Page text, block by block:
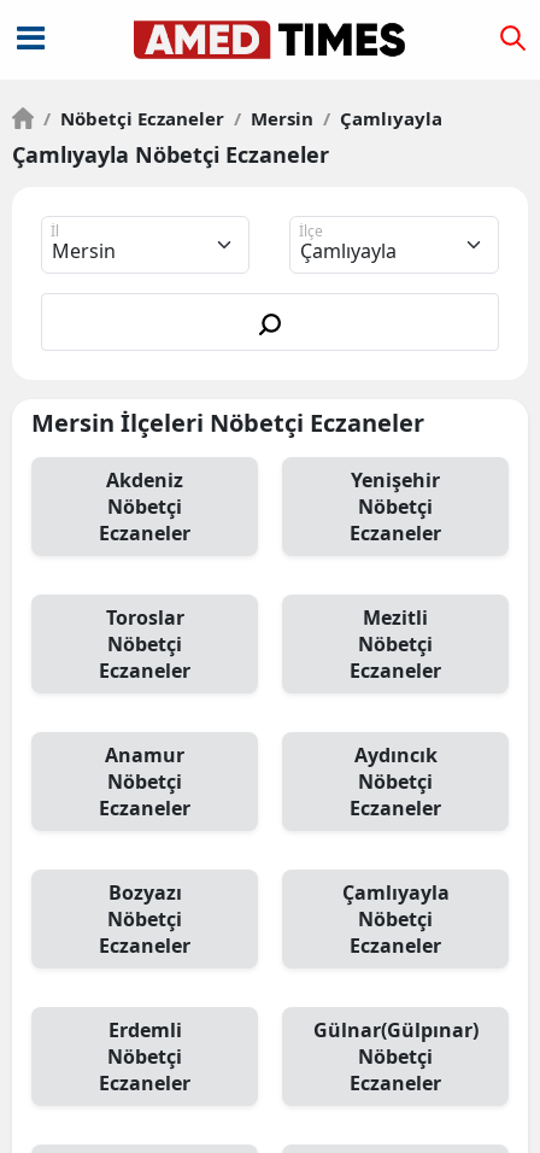
/ Nöbetçi Eczaneler / Mersin / Çamlıyayla
Çamlıyayla Nöbetçi Eczaneler
İl İlçe
Mersin İlçeleri Nöbetçi Eczaneler
Akdeniz
Nöbetçi
Eczaneler
Yenişehir
Nöbetçi
Eczaneler
Toroslar
Nöbetçi
Eczaneler
Mezitli
Nöbetçi
Eczaneler
Anamur
Nöbetçi
Eczaneler
Aydıncık
Nöbetçi
Eczaneler
Bozyazı
Nöbetçi
Eczaneler
Çamlıyayla
Nöbetçi
Eczaneler
Erdemli
Nöbetçi
Eczaneler
Gülnar(Gülpınar)
Nöbetçi
Eczaneler